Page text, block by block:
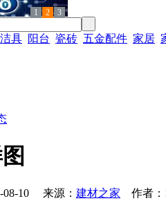
1 2 3
洁具 阳台 瓷砖 五金配件 家居
08-10 来源： 建材之家 作者：